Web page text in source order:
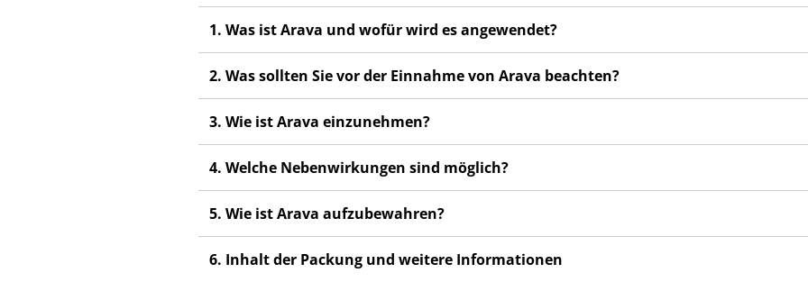
1. Was ist Arava und wofür wird es angewendet?
2. Was sollten Sie vor der Einnahme von Arava beachten?
3. Wie ist Arava einzunehmen?
4. Welche Nebenwirkungen sind möglich?
5. Wie ist Arava aufzubewahren?
6. Inhalt der Packung und weitere Informationen